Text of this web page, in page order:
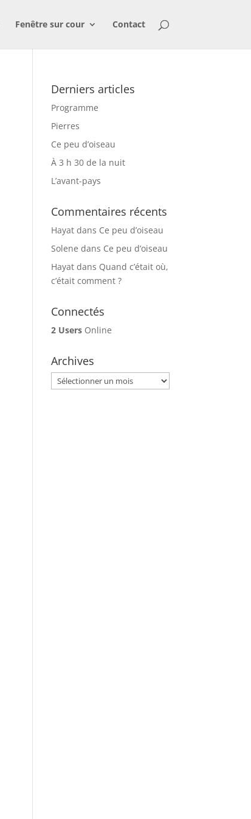
Fenêtre sur cour Contact
Derniers articles
Programme
Pierres
Ce peu d’oiseau
À 3 h 30 de la nuit
L’avant-pays
Commentaires récents
Hayat dans Ce peu d’oiseau
Solene dans Ce peu d’oiseau
Hayat dans Quand c’était où,
c’était comment ?
Connectés
2 Users Online
Archives
Archives